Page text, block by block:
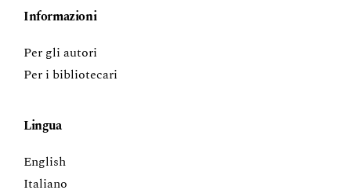
Informazioni
Per gli autori
Per i bibliotecari
Lingua
English
Italiano